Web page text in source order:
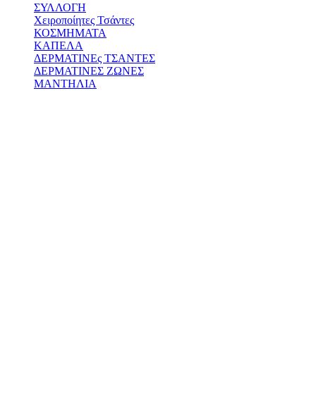
ΣΥΛΛΟΓΗ
Χειροποίητες Τσάντες
ΚΟΣΜΗΜΑΤΑ
ΚΑΠΕΛΑ
ΔΕΡΜΑΤΙΝΕς ΤΣΑΝΤΕΣ
ΔΕΡΜΑΤΙΝΕΣ ΖΩΝΕΣ
ΜΑΝΤΗΛΙΑ